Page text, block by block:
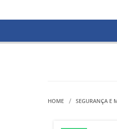
HOME SEGURANÇA E